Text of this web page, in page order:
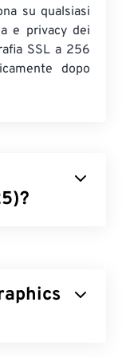
su qualsiasi
e privacy dei
SSL a 256
dopo
da 493 x
dei tipi di